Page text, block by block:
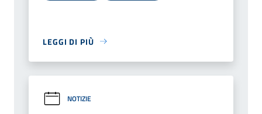
LEGGI DI PIÙ
NOTIZIE